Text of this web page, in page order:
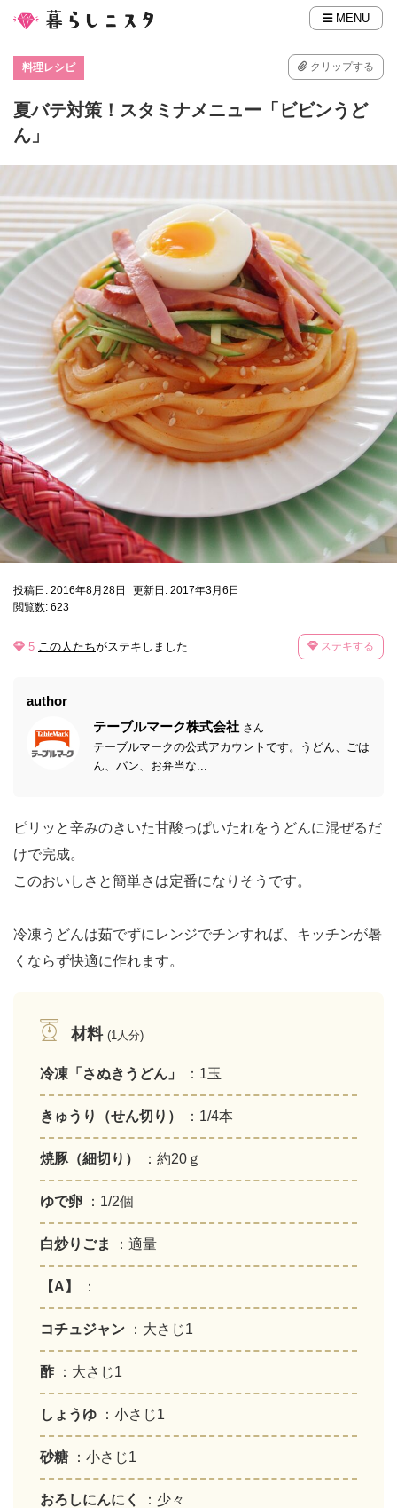
MENU
料理レシピ クリップする
夏バテ対策！スタミナメニュー「ビビンうど
ん」
投稿日: 2016年8月28日
更新日: 2017年3月6日
閲覧数: 623
5 この人たちがステキしました ステキする
author
テーブルマーク株式会社 さん
テーブルマークの公式アカウントです。うどん、ごは
ん、パン、お弁当な...
ピリッと辛みのきいた甘酸っぱいたれをうどんに混ぜるだ
けで完成。
このおいしさと簡単さは定番になりそうです。
冷凍うどんは茹でずにレンジでチンすれば、キッチンが暑
くならず快適に作れます。
材料 (1人分)
冷凍「さぬきうどん」 ：1玉
きゅうり（せん切り） ：1/4本
焼豚（細切り） ：約20ｇ
ゆで卵 ：1/2個
白炒りごま ：適量
【A】 ：
コチュジャン ：大さじ1
酢 ：大さじ1
しょうゆ ：小さじ1
砂糖 ：小さじ1
おろしにんにく ：少々